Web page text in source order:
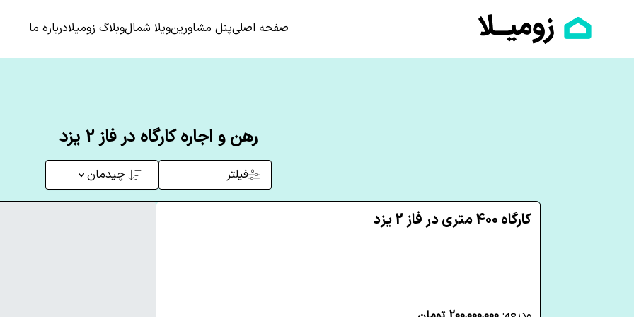
صفحه اصلیپنل مشاورینویلا شمالوبلاگ زومیلادرباره ما
رهن و اجاره کارگاه در فاز 2 یزد
فیلتر چیدمان
کارگاه 400 متری در فاز 2 یزد